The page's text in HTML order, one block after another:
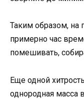
Таким образом, на
примерно час
помешивать,
Еще одной
однородная масса